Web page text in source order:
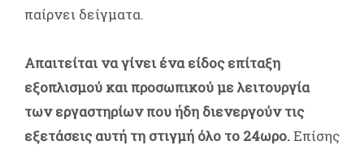
παίρνει δείγματα.
Απαιτείται να γίνει ένα είδος επίταξη
εξοπλισμού και προσωπικού με λειτουργία
των εργαστηρίων που ήδη διενεργούν τις
εξετάσεις αυτή τη στιγμή όλο το 24ωρο.Επίσης